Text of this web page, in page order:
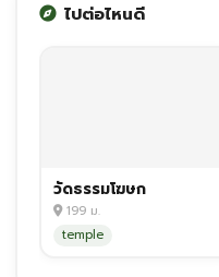
ไปต่อไหนดี
วัดธรรมโฆษก
199 ม.
temple